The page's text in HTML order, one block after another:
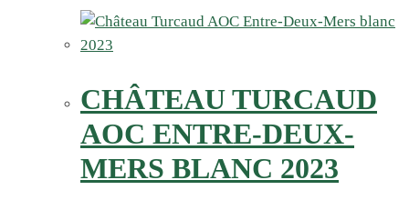
CHÂTEAU TURCAUD
AOC ENTRE-DEUX-
MERS BLANC 2023